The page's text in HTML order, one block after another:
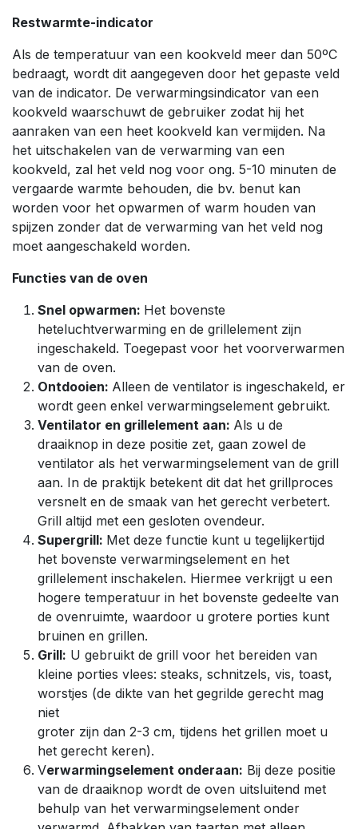
Restwarmte-indicator
Als de temperatuur van een kookveld meer dan 50ºC
bedraagt, wordt dit aangegeven door het gepaste veld
van de indicator. De verwarmingsindicator van een
kookveld waarschuwt de gebruiker zodat hij het
aanraken van een heet kookveld kan vermijden. Na
het uitschakelen van de verwarming van een
kookveld, zal het veld nog voor ong. 5-10 minuten de
vergaarde warmte behouden, die bv. benut kan
worden voor het opwarmen of warm houden van
spijzen zonder dat de verwarming van het veld nog
moet aangeschakeld worden.
Functies van de oven
Snel opwarmen: Het bovenste
heteluchtverwarming en de grillelement zijn
ingeschakeld. Toegepast voor het voorverwarmen
van de oven.
Ontdooien: Alleen de ventilator is ingeschakeld, er
wordt geen enkel verwarmingselement gebruikt.
Ventilator en grillelement aan: Als u de
draaiknop in deze positie zet, gaan zowel de
ventilator als het verwarmingselement van de grill
aan. In de praktijk betekent dit dat het grillproces
versnelt en de smaak van het gerecht verbetert.
Grill altijd met een gesloten ovendeur.
Supergrill: Met deze functie kunt u tegelijkertijd
het bovenste verwarmingselement en het
grillelement inschakelen. Hiermee verkrijgt u een
hogere temperatuur in het bovenste gedeelte van
de ovenruimte, waardoor u grotere porties kunt
bruinen en grillen.
Grill: U gebruikt de grill voor het bereiden van
kleine porties vlees: steaks, schnitzels, vis, toast,
worstjes (de dikte van het gegrilde gerecht mag
niet
groter zijn dan 2-3 cm, tijdens het grillen moet u
het gerecht keren).
Verwarmingselement onderaan: Bij deze positie
van de draaiknop wordt de oven uitsluitend met
behulp van het verwarmingselement onder